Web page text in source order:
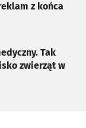
z końca
Tak
zwierząt w